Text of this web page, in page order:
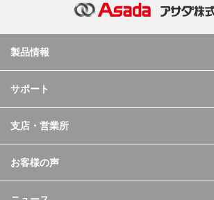
製品情報
サポート
支店・営業所
お客様の声